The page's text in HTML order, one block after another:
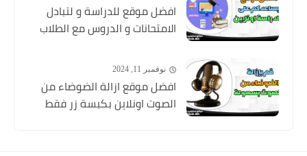
افضل موقع للدراسة و لتبادل
الامتحانات و الدروس مع الطلاب
نوفمبر 11, 2024
افضل موقع ازالة الضوضاء من
الصوت اونلاين بكبسة زر فقط